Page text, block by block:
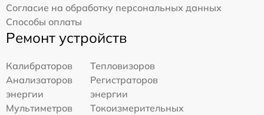
Согласие на обработку персональных данных
Способы оплаты
Ремонт устройств
Калибраторов
Тепловизоров
Анализаторов
энергии
Регистраторов
энергии
Мультиметров
Токоизмерительных